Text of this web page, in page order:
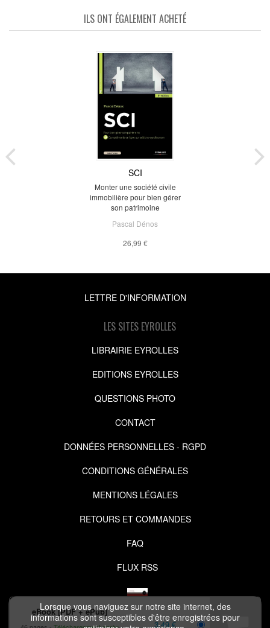
Lorsque vous naviguez sur notre site internet, des
informations sont susceptibles d'être enregistrées pour
eBook [PDF + ePub]
3,49 €
ILS ONT ÉGALEMENT ACHETÉ
SCI
Monter une société civile
immobilière pour bien gérer
son patrimoine
Pascal Dénos
26,99 €
LETTRE D'INFORMATION
LES SITES EYROLLES
LIBRAIRIE EYROLLES
EDITIONS EYROLLES
QUESTIONS PHOTO
CONTACT
DONNÉES PERSONNELLES - RGPD
CONDITIONS GÉNÉRALES
MENTIONS LÉGALES
RETOURS ET COMMANDES
FAQ
FLUX RSS